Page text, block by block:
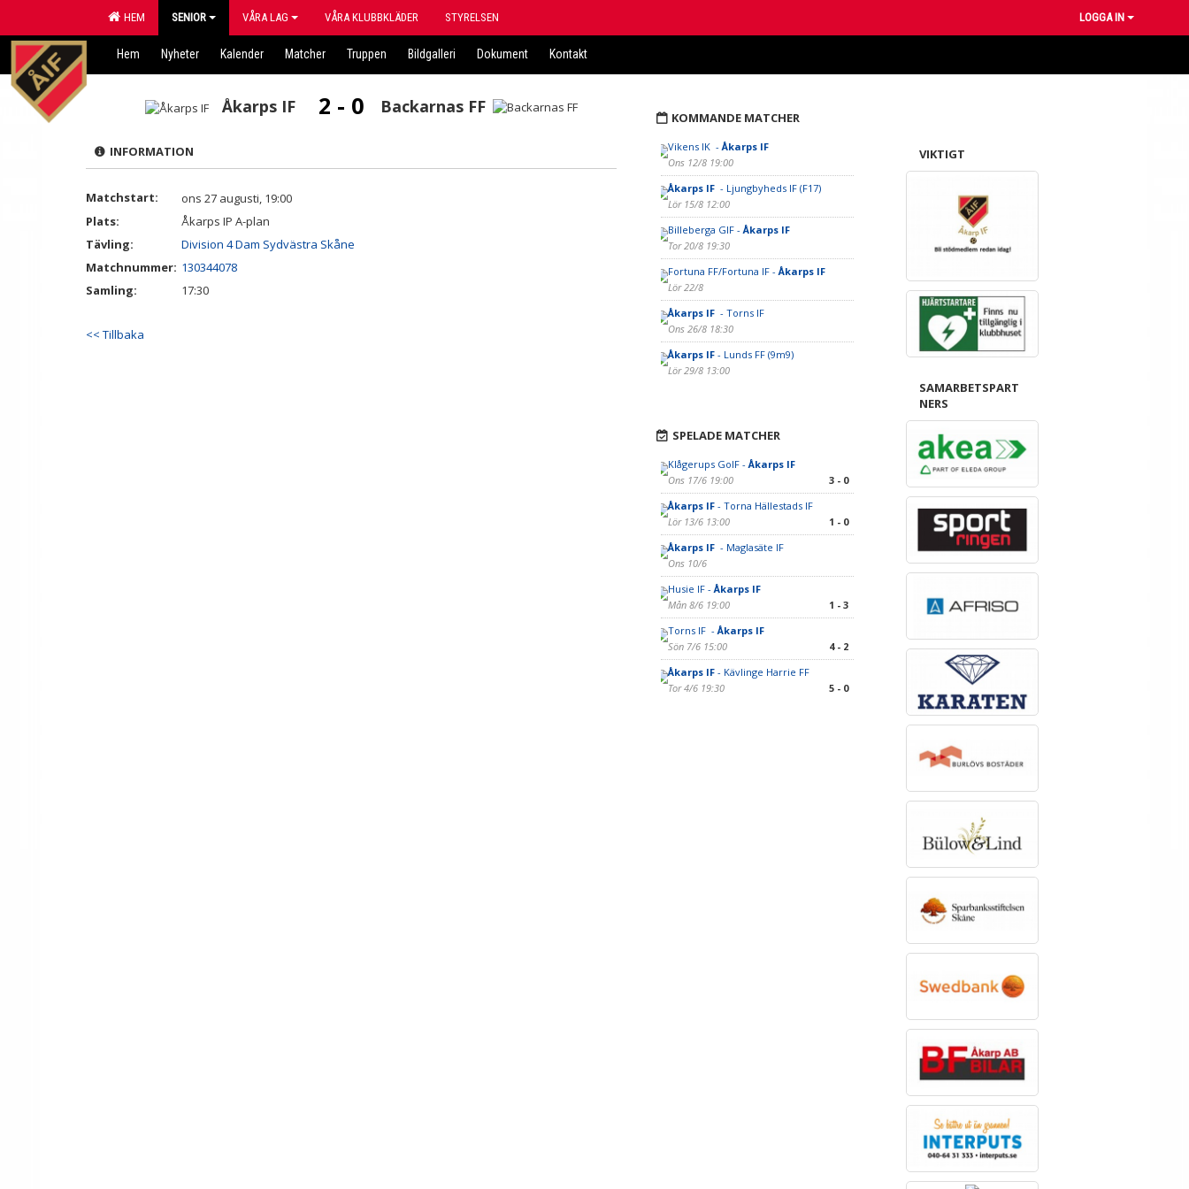
HEM SENIOR VÅRA LAG VÅRA KLUBBKLÄDER STYRELSEN LOGGA IN
Hem Nyheter Kalender Matcher Truppen Bildgalleri Dokument Kontakt
Åkarps IF 2 - 0 Backarnas FF
INFORMATION
Matchstart:
ons 27 augusti, 19:00
Plats:
Åkarps IP A-plan
Tävling:
Division 4 Dam Sydvästra Skåne
Matchnummer: 130344078
Samling:
17:30
<< Tillbaka
KOMMANDE MATCHER
Vikens IK -Åkarps IF
Ons 12/8 19:00
Åkarps IF - Ljungbyheds IF (F17)
Lör 15/8 12:00
Billeberga GIF -Åkarps IF
Tor 20/8 19:30
Fortuna FF/Fortuna IF -Åkarps IF
Lör 22/8
Åkarps IF - Torns IF
Ons 26/8 18:30
Åkarps IF- Lunds FF (9m9)
Lör 29/8 13:00
SPELADE MATCHER
Klågerups GoIF -Åkarps IF
Ons 17/6 19:00
3 - 0
Åkarps IF- Torna Hällestads IF
Lör 13/6 13:00
1 - 0
Åkarps IF - Maglasäte IF
Ons 10/6
Husie IF -Åkarps IF
Mån 8/6 19:00
1 - 3
Torns IF -Åkarps IF
Sön 7/6 15:00
4 - 2
Åkarps IF- Kävlinge Harrie FF
Tor 4/6 19:30
5 - 0
VIKTIGT
SAMARBETSPART
NERS